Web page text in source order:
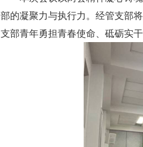
部的凝聚力与执行力。经管支部
支部青年勇担青春使命、砥砺实干